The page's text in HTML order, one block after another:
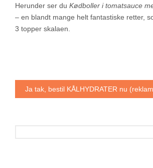
Herunder ser du Kødboller i tomatsauce
– en blandt mange helt fantastiske retter,
3 topper skalaen.
Ja tak, bestil KÅLHYDRATER nu